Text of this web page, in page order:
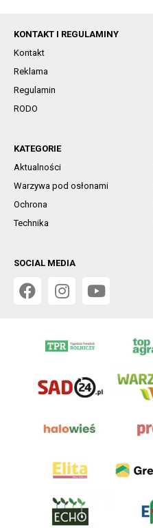
KONTAKT I REGULAMINY
Kontakt
Reklama
Regulamin
RODO
KATEGORIE
Aktualności
Warzywa pod osłonami
Ochrona
Technika
SOCIAL MEDIA